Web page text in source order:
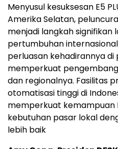
Menyusul kesuksesan E5
Amerika Selatan,
menjadi langkah signifikan
pertumbuhan internasional
perluasan kehadirannya di
memperkuat
dan regionalnya. Fasilitas
otomatisasi tinggi di
memperkuat kemampuan
kebutuhan pasar lokal
lebih baik